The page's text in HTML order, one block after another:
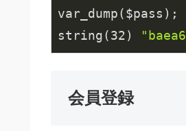
var_dump($pass);
string(32)
会員登録